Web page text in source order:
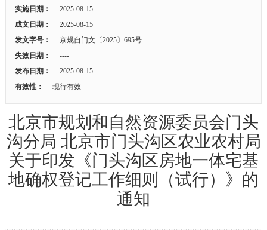
实施日期：
2025-08-15
成文日期：
2025-08-15
发文字号：
京规自门文〔2025〕695号
失效日期：
----
发布日期：
2025-08-15
有效性：
现行有效
北京市规划和自然资源委员会门头
沟分局 北京市门头沟区农业农村局
关于印发《门头沟区房地一体宅基
地确权登记工作细则（试行）》的
通知